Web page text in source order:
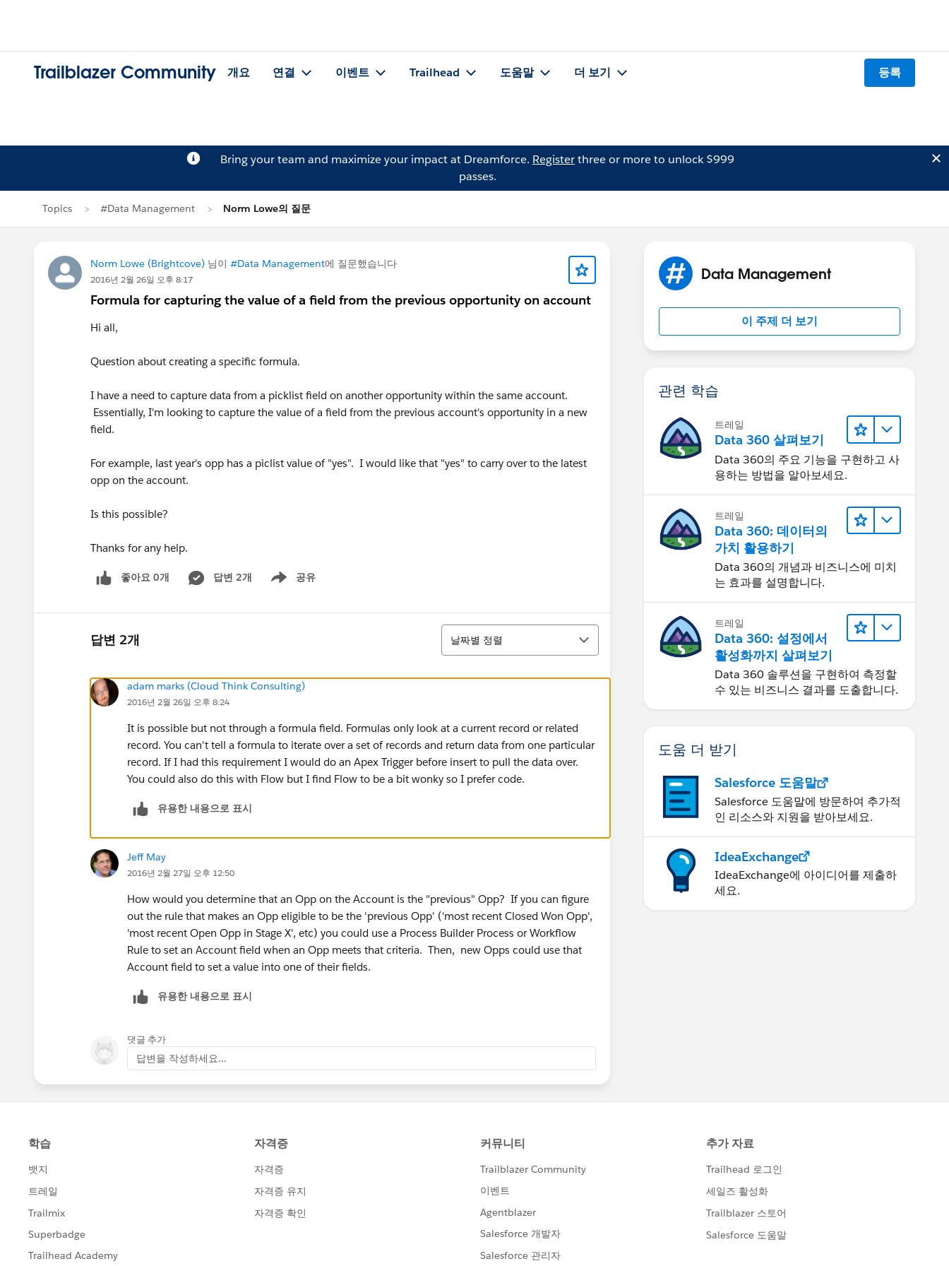
Trailblazer Community 개요 연결 이벤트 Trailhead 도움말 더 보기 등록
Bring your team and maximize your impact at Dreamforce. Registerthree or more to unlock $999
passes.
Topics #Data Management Norm Lowe의 질문
Norm Lowe (Brightcove) 님이 #Data Management에 질문했습니다
2016년 2월 26일 오후 8:17
Formula for capturing the value of a field from the previous opportunity on account
Hi all,
Question about creating a specific formula.
I have a need to capture data from a picklist field on another opportunity within the same account.
Essentially, I'm looking to capture the value of a field from the previous account's opportunity in a new
field.
For example, last year's opp has a piclist value of "yes". I would like that "yes" to carry over to the latest
opp on the account.
Is this possible?
Thanks for any help.
좋아요 0개 답변 2개 공유
Show menu
답변 2개
정렬
날짜별 정렬
adam marks (Cloud Think Consulting)
2016년 2월 26일 오후 8:24
It is possible but not through a formula field. Formulas only look at a current record or related
record. You can't tell a formula to iterate over a set of records and return data from one particular
record. If I had this requirement I would do an Apex Trigger before insert to pull the data over.
You could also do this with Flow but I find Flow to be a bit wonky so I prefer code.
유용한 내용으로 표시
Jeff May
2016년 2월 27일 오후 12:50
How would you determine that an Opp on the Account is the "previous" Opp? If you can figure
out the rule that makes an Opp eligible to be the 'previous Opp' ('most recent Closed Won Opp',
'most recent Open Opp in Stage X', etc) you could use a Process Builder Process or Workflow
Rule to set an Account field when an Opp meets that criteria. Then, new Opps could use that
Account field to set a value into one of their fields.
유용한 내용으로 표시
댓글 추가
답변을 작성하세요...
Data Management
이 주제 더 보기
관련 학습
트레일
Data 360 살펴보기
Data 360의 주요 기능을 구현하고 사
용하는 방법을 알아보세요.
트레일
Data 360: 데이터의
가치 활용하기
Data 360의 개념과 비즈니스에 미치
는 효과를 설명합니다.
트레일
Data 360: 설정에서
활성화까지 살펴보기
Data 360 솔루션을 구현하여 측정할
수 있는 비즈니스 결과를 도출합니다.
도움 더 받기
Salesforce 도움말
Salesforce 도움말에 방문하여 추가적
인 리소스와 지원을 받아보세요.
IdeaExchange
IdeaExchange에 아이디어를 제출하
세요.